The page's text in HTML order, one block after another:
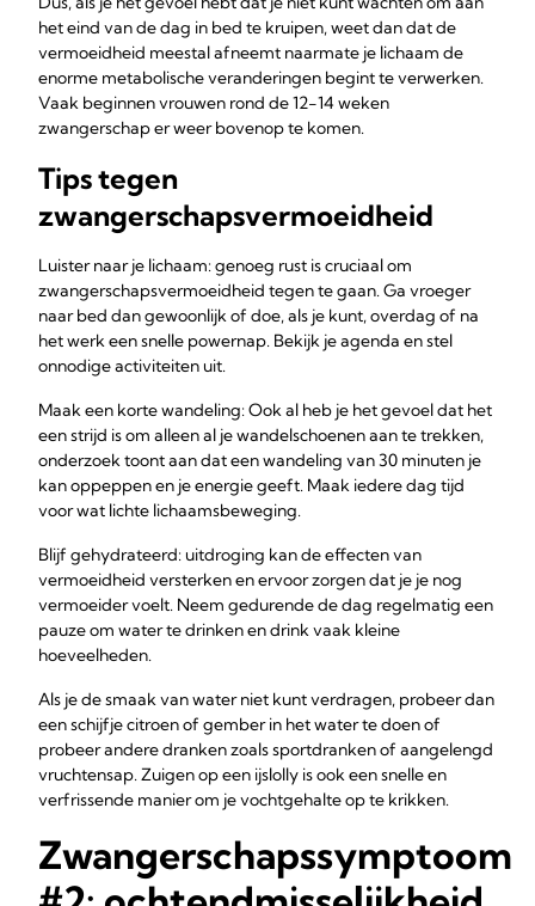
het eind van de dag in bed te kruipen, weet dan dat de
vermoeidheid meestal afneemt naarmate je lichaam de
enorme metabolische veranderingen begint te verwerken.
Vaak beginnen vrouwen rond de 12-14 weken
zwangerschap er weer bovenop te komen.
Tips tegen
zwangerschapsvermoeidheid
Luister naar je lichaam: genoeg rust is cruciaal om
zwangerschapsvermoeidheid tegen te gaan. Ga vroeger
naar bed dan gewoonlijk of doe, als je kunt, overdag of na
het werk een snelle powernap. Bekijk je agenda en stel
onnodige activiteiten uit.
Maak een korte wandeling: Ook al heb je het gevoel dat het
een strijd is om alleen al je wandelschoenen aan te trekken,
onderzoek toont aan dat een wandeling van 30 minuten je
kan oppeppen en je energie geeft. Maak iedere dag tijd
voor wat lichte lichaamsbeweging.
Blijf gehydrateerd: uitdroging kan de effecten van
vermoeidheid versterken en ervoor zorgen dat je je nog
vermoeider voelt. Neem gedurende de dag regelmatig een
pauze om water te drinken en drink vaak kleine
hoeveelheden.
Als je de smaak van water niet kunt verdragen, probeer dan
een schijfje citroen of gember in het water te doen of
probeer andere dranken zoals sportdranken of aangelengd
vruchtensap. Zuigen op een ijslolly is ook een snelle en
verfrissende manier om je vochtgehalte op te krikken.
Zwangerschapssymptoom